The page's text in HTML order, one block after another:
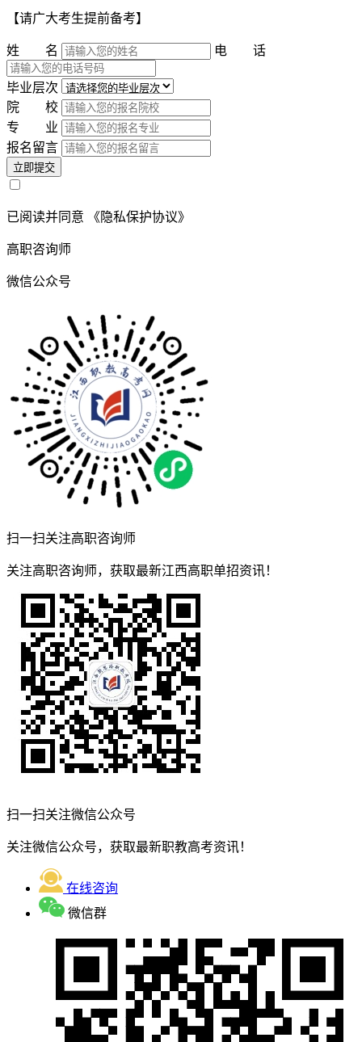
【请广大考生提前备考】
姓 名 电 话
毕业层次
院 校
专 业
报名留言
立即提交
已阅读并同意 《隐私保护协议》
高职咨询师
微信公众号
扫一扫关注高职咨询师
关注高职咨询师，获取最新江西高职单招资讯！
扫一扫关注微信公众号
关注微信公众号，获取最新职教高考资讯！
在线咨询
微信群